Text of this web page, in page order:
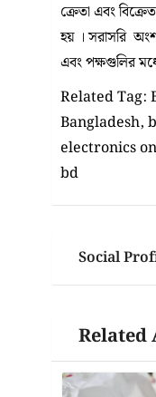
ক্রেতা এবং
হয় । সরাসরি
এবং পক্ষগুলির
Related Tag:
Bangladesh,
electronics
bd
Social
Related